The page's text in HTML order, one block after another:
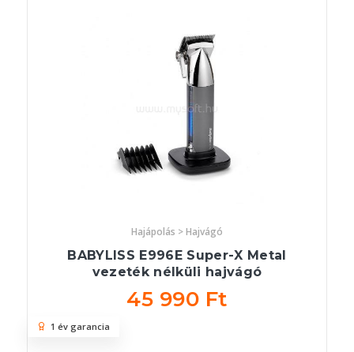
Hajápolás > Hajvágó
BABYLISS E996E Super-X Metal
vezeték nélküli hajvágó
45 990 Ft
1 év garancia